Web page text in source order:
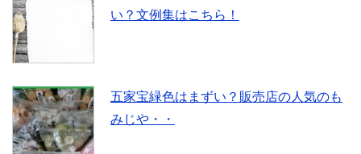
い？文例集はこちら！
五家宝緑色はまずい？販売店の人気のも
みじや・・